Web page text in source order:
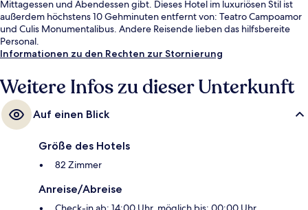
Mittagessen und Abendessen gibt. Dieses Hotel im luxuriösen Stil ist
außerdem höchstens 10 Gehminuten entfernt von: Teatro Campoamor
und Culis Monumentalibus. Andere Reisende lieben das hilfsbereite
Personal.
Informationen zu den Rechten zur Stornierung
Weitere Infos zu dieser Unterkunft
Auf einen Blick
Größe des Hotels
82 Zimmer
Anreise/Abreise